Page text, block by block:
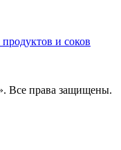
и соков
Все права защищены.